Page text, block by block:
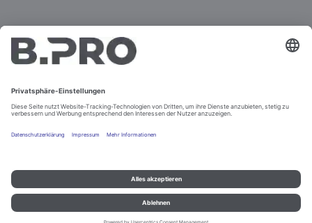
ERSATZTEILE
Impressum und Datenschutz Kontakt
Rechtliche Hinweise
© B.PRO Catering Solutions 2022